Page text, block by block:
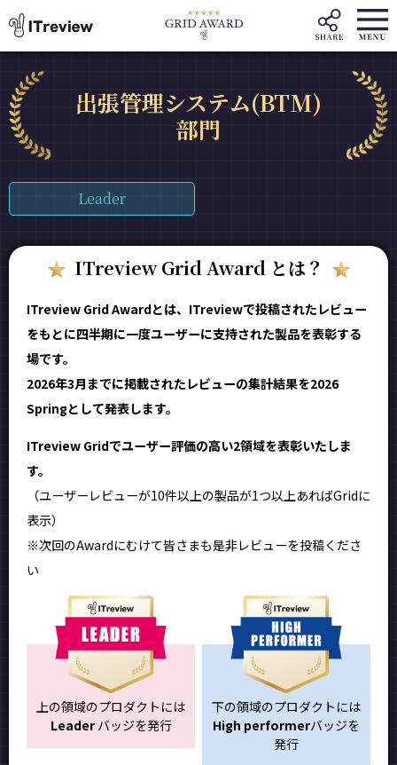
出張管理システム(BTM)
部門
Leader
ITreview Grid Award とは？
ITreview Grid Awardとは、ITreviewで投稿されたレビュー
をもとに四半期に一度ユーザーに支持された製品を表彰する
場です。
2026年3月までに掲載されたレビューの集計結果を2026
Springとして発表します。
ITreview Gridでユーザー評価の高い2領域を表彰いたしま
す。
（ユーザーレビューが10件以上の製品が1つ以上あればGridに
表示）
※次回のAwardにむけて皆さまも是非レビューを投稿くださ
い
上の領域のプロダクトには
Leaderバッジを発行
下の領域のプロダクトには
High performerバッジを
発行